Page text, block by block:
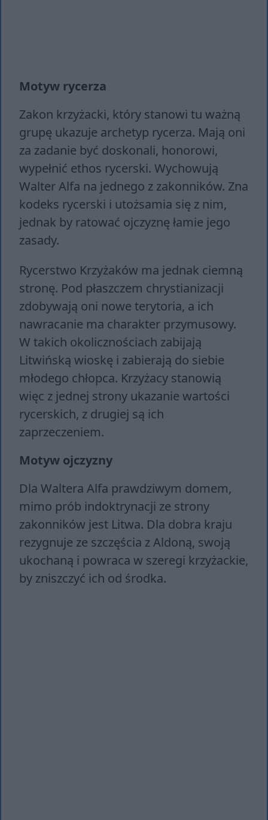
Motyw rycerza
Zakon krzyżacki, który stanowi tu ważną
grupę ukazuje archetyp rycerza. Mają oni
za zadanie być doskonali, honorowi,
wypełnić ethos rycerski. Wychowują
Walter Alfa na jednego z zakonników. Zna
kodeks rycerski i utożsamia się z nim,
jednak by ratować ojczyznę łamie jego
zasady.
Rycerstwo Krzyżaków ma jednak ciemną
stronę. Pod płaszczem chrystianizacji
zdobywają oni nowe terytoria, a ich
nawracanie ma charakter przymusowy.
W takich okolicznościach zabijają
Litwińską wioskę i zabierają do siebie
młodego chłopca. Krzyżacy stanowią
więc z jednej strony ukazanie wartości
rycerskich, z drugiej są ich
zaprzeczeniem.
Motyw ojczyzny
Dla Waltera Alfa prawdziwym domem,
mimo prób indoktrynacji ze strony
zakonników jest Litwa. Dla dobra kraju
rezygnuje ze szczęścia z Aldoną, swoją
ukochaną i powraca w szeregi krzyżackie,
by zniszczyć ich od środka.